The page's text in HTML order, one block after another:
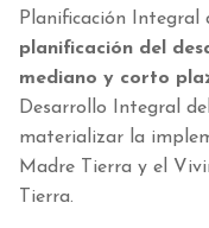
Planificación Integral
planificación del
mediano y corto
Desarrollo Integral
materializar la
Madre Tierra y el
Tierra.